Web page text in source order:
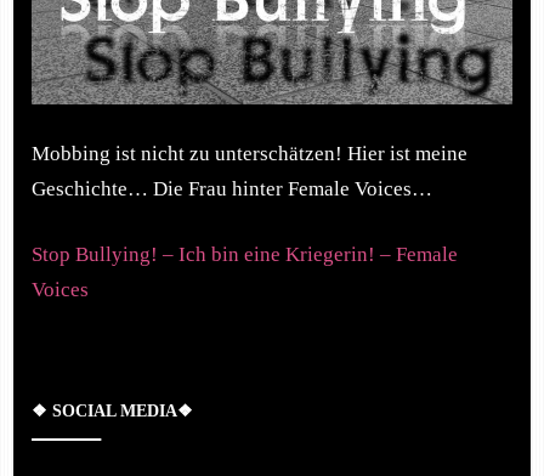
Mobbing ist nicht zu unterschätzen! Hier ist meine
Geschichte… Die Frau hinter Female Voices…
Stop Bullying! – Ich bin eine Kriegerin! – Female
Voices
❖ SOCIAL MEDIA❖